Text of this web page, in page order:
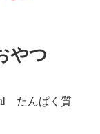
やつ
たんぱく質